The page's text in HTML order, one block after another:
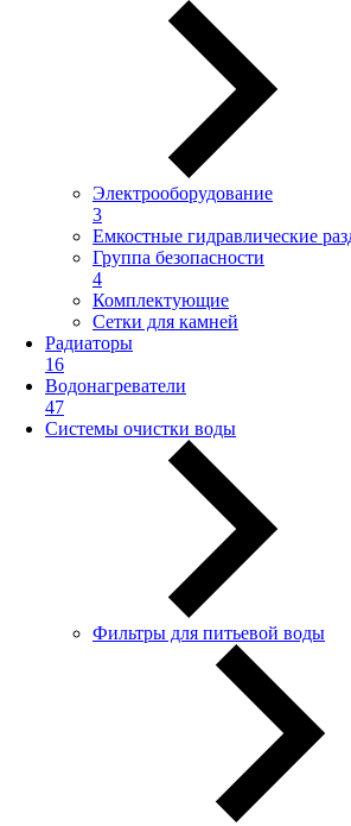
Электрооборудование
3
Емкостные гидравлические
Группа безопасности
4
Комплектующие
Сетки для камней
Радиаторы
16
Водонагреватели
47
Системы очистки воды
Фильтры для питьевой воды